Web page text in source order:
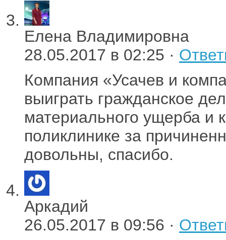
Елена Владимировна
28.05.2017 в 02:25 ·
Компания «Усачев и
выиграть гражданское
материального ущерба и
поликлинике за
довольны, спасибо.
Аркадий
26.05.2017 в 09:56 ·